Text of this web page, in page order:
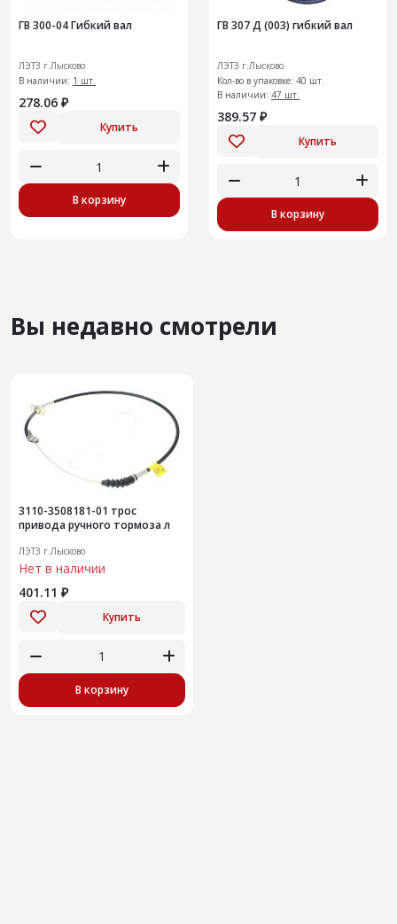
ГВ 300-04 Гибкий вал
ЛЭТЗ г.Лысково
В наличии: 1 шт.
278.06 ₽
Купить
В корзину
ГВ 307 Д (003) гибкий вал
ЛЭТЗ г.Лысково
Кол-во в упаковке: 40 шт.
В наличии: 47 шт.
389.57 ₽
Купить
В корзину
Вы недавно смотрели
3110-3508181-01 трос
привода ручного тормоза л
ЛЭТЗ г.Лысково
Нет в наличии
401.11 ₽
Купить
В корзину